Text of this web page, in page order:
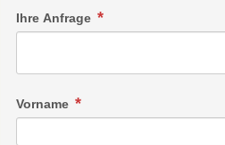
Ihre Anfrage
Vorname